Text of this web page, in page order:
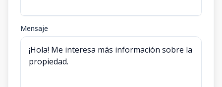
Mensaje